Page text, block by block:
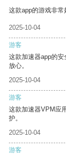
这款app的游戏非常
2025-10-04
游客
这款加速器app的
放心。
2025-10-04
游客
这款加速器VPM应
护。
2025-10-04
游客